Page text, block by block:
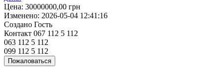
Цена: 30000000,00 грн
Изменено: 2026-05-04 12:41:16
Создано Гость
Контакт 067 112 5 112
063 112 5 112
099 112 5 112
Пожаловаться